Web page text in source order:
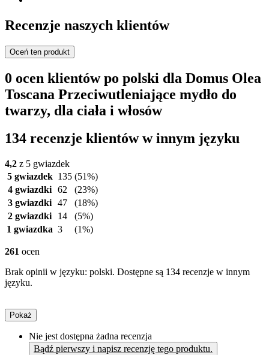
Recenzje naszych klientów
Oceń ten produkt
0 ocen klientów po polski dla Domus Olea
Toscana Przeciwutleniające mydło do
twarzy, dla ciała i włosów
134 recenzje klientów w innym języku
4,2 z 5 gwiazdek
5 gwiazdek 135 (51%)
4 gwiazdki 62
(23%)
3 gwiazdki 47
(18%)
2 gwiazdki
14
(5%)
1 gwiazdka 3 (1%)
261 ocen
Brak opinii w języku: polski. Dostępne są 134 recenzje w innym
języku.
Pokaż
Nie jest dostępna żadna recenzja
Bądź pierwszy i napisz recenzję tego produktu.